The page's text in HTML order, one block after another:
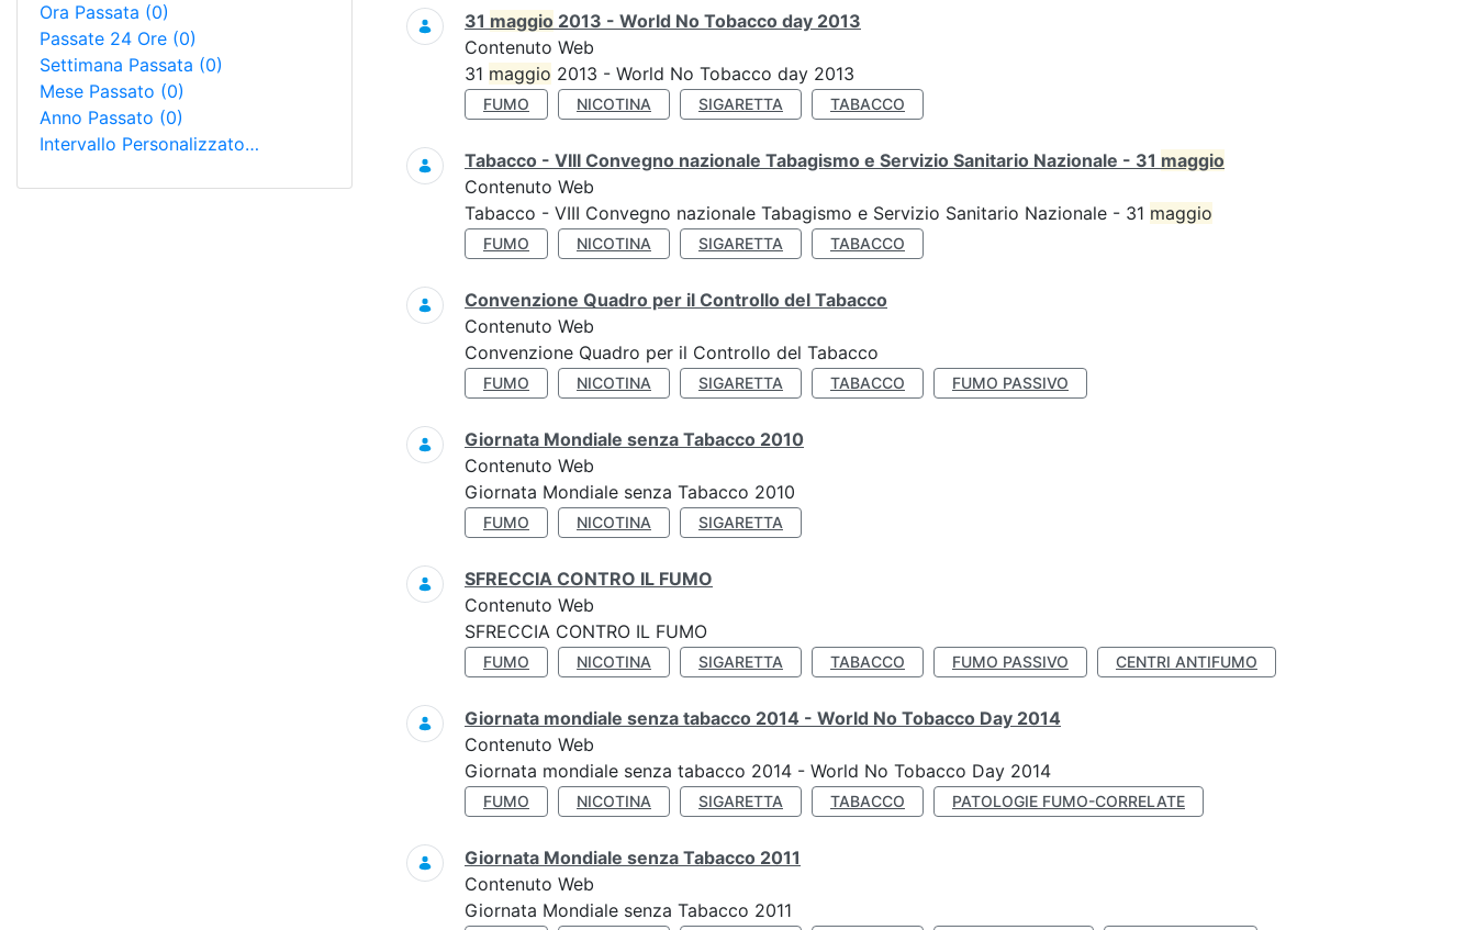
Ora Passata (0)
Passate 24 Ore (0)
Settimana Passata (0)
Mese Passato (0)
Anno Passato (0)
Intervallo Personalizzato…
31 maggio 2013 - World No Tobacco day 2013
Contenuto Web
31 maggio 2013 - World No Tobacco day 2013
FUMO NICOTINA SIGARETTA TABACCO
Tabacco - VIII Convegno nazionale Tabagismo e Servizio Sanitario Nazionale - 31 maggio
Contenuto Web
Tabacco - VIII Convegno nazionale Tabagismo e Servizio Sanitario Nazionale - 31 maggio
FUMO NICOTINA SIGARETTA TABACCO
Convenzione Quadro per il Controllo del Tabacco
Contenuto Web
Convenzione Quadro per il Controllo del Tabacco
FUMO NICOTINA SIGARETTA TABACCO FUMO PASSIVO
Giornata Mondiale senza Tabacco 2010
Contenuto Web
Giornata Mondiale senza Tabacco 2010
FUMO NICOTINA SIGARETTA
SFRECCIA CONTRO IL FUMO
Contenuto Web
SFRECCIA CONTRO IL FUMO
FUMO NICOTINA SIGARETTA TABACCO FUMO PASSIVO CENTRI ANTIFUMO
Giornata mondiale senza tabacco 2014 - World No Tobacco Day 2014
Contenuto Web
Giornata mondiale senza tabacco 2014 - World No Tobacco Day 2014
FUMO NICOTINA SIGARETTA TABACCO PATOLOGIE FUMO-CORRELATE
Giornata Mondiale senza Tabacco 2011
Contenuto Web
Giornata Mondiale senza Tabacco 2011